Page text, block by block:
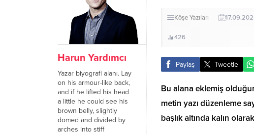
Harun Yardımcı
Yazar biyografi alanı. Lay
on his armour-like back,
and if he lifted his head
a little he could see his
brown belly, slightly
domed and divided by
arches into stiff
Köşe Yazıları
426
Paylaş Tweetle
Bu alana eklemiş
metin yazı düzenleme
başlık altında kalın